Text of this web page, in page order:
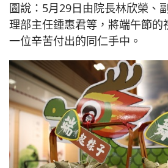
圖說：5月29日由院長林欣榮、
理部主任鍾惠君等，將端午節的
一位辛苦付出的同仁手中。